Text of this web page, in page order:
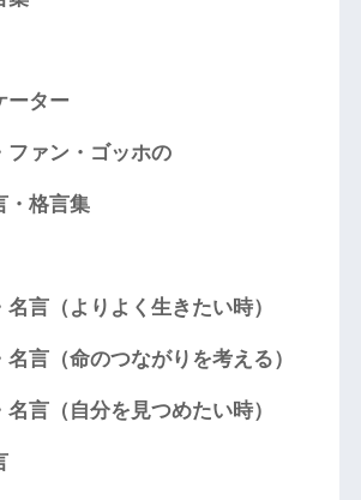
ーター
ファン・ゴッホの
・格言集
言（よりよく生きたい時）
言（命のつながりを考える）
言（自分を見つめたい時）